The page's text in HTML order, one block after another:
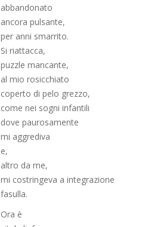
abbandonato
ancora pulsante,
per anni smarrito.
Si riattacca,
puzzle mancante,
al mio rosicchiato
coperto di pelo grezzo,
come nei sogni infantili
dove paurosamente
mi aggrediva
e,
altro da me,
mi costringeva a integrazione
fasulla.
Ora è